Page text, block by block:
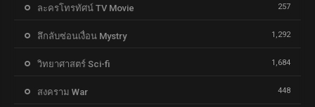
ละครโทรทัศน์ TV Movie 257
ลึกลับซ่อนเงื่อน Mystry 1,292
วิทยาศาสตร์ Sci-fi 1,684
สงคราม War 448